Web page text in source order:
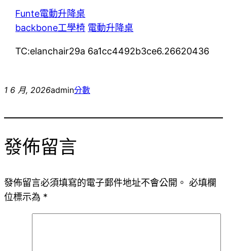
Funte電動升降桌
backbone工學椅 電動升降桌
TC:elanchair29a 6a1cc4492b3ce6.26620436
1 6 月, 2026admin分數
發佈留言
發佈留言必須填寫的電子郵件地址不會公開。 必填欄
位標示為 *